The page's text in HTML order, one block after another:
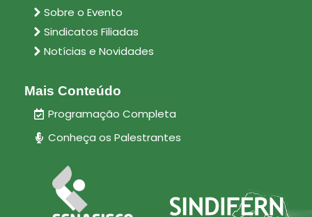
Sobre o Evento
Sindicatos Filiadas
Notícias e Novidades
Mais Conteúdo
Programação Completa
Conheça os Palestrantes